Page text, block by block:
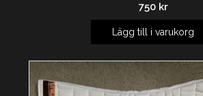
750 kr
Lägg till i varukorg